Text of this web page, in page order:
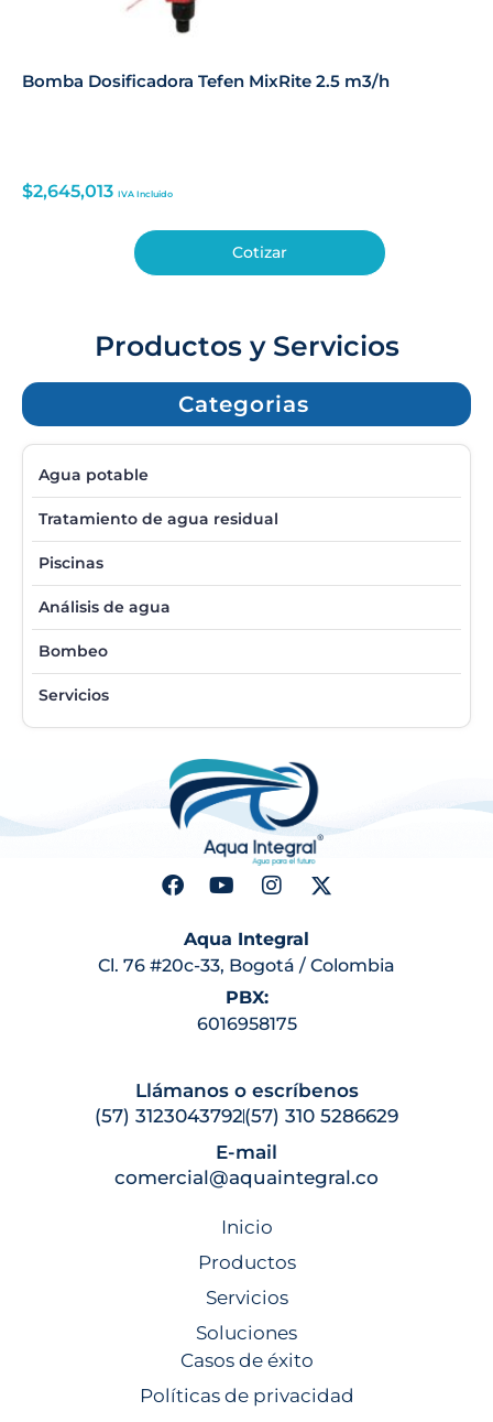
Bomba Dosificadora Tefen MixRite 2.5 m3/h
$2,645,013 IVA Incluido
Cotizar
Productos y Servicios
Categorias
Agua potable
Tratamiento de agua residual
Piscinas
Análisis de agua
Bombeo
Servicios
Aqua Integral
Cl. 76 #20c-33, Bogotá / Colombia
PBX:
6016958175
Llámanos o escríbenos
(57) 3123043792(57) 310 5286629
E-mail
comercial@aquaintegral.co
Inicio
Productos
Servicios
Soluciones
Casos de éxito
Políticas de privacidad